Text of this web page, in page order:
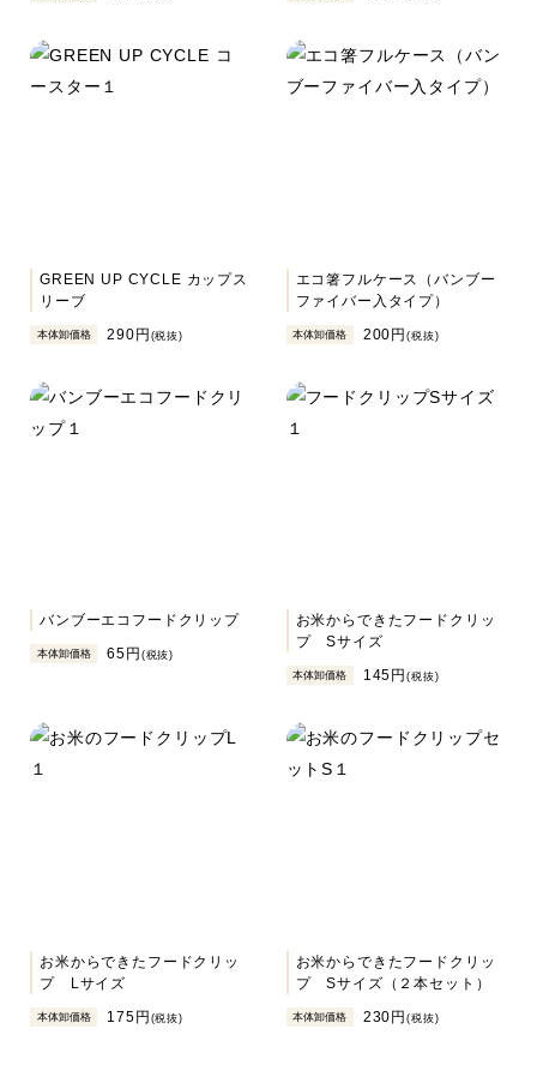
GREEN UP CYCLE カップス
リーブ
本体卸価格 290円 (税抜)
エコ箸フルケース（バンブー
ファイバー入タイプ）
本体卸価格 200円(税抜)
バンブーエコフードクリップ
本体卸価格 65円 (税抜)
お米からできたフードクリッ
プ Sサイズ
本体卸価格 145円(税抜)
お米からできたフードクリッ
プ Lサイズ
本体卸価格 175円 (税抜)
お米からできたフードクリッ
プ Sサイズ（２本セット）
本体卸価格 230円(税抜)